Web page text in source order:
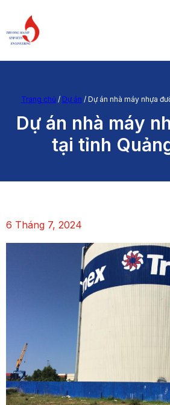
Trang chủ / Dự án / Dự án nhà máy nhựa
Dự án nhà máy
tại tỉnh
6 Tháng 7, 2024